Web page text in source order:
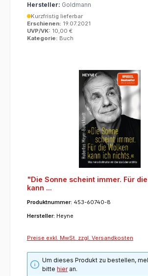
Hersteller: Goldmann
Kurzfristig lieferbar
Erschienen: 19.07.2021
UVP/VK: 10,00 €
Kategorie: Buch
"Die Sonne scheint immer. Für
kann ...
Produktnummer: 453-60740-8
Hersteller: Heyne
Preise exkl. MwSt. zzgl. Versandkosten
Um dieses Produkt zu bestellen,
bittehieran.